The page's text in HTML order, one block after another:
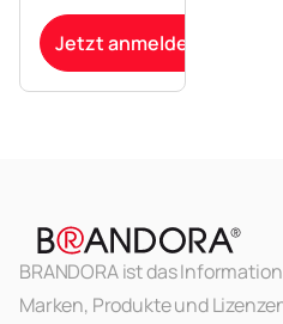
Jetzt anmelden
BRANDORA ist das
Marken, Produkte und